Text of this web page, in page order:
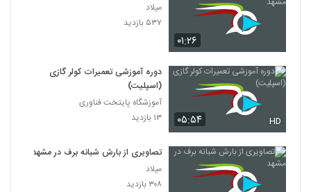
۰۱:۲۶
میلاد
۵۳۷ بازدید
۰۵:۵۴ HD
دوره آموزشی تعمیرات کولر گازی
(اسپلیت)
آموزشگاه پایتخت فناوری
۱۳ بازدید
تصاویری از بارش شبانه برف در مشهد
میلاد
۳۰۸ بازدید